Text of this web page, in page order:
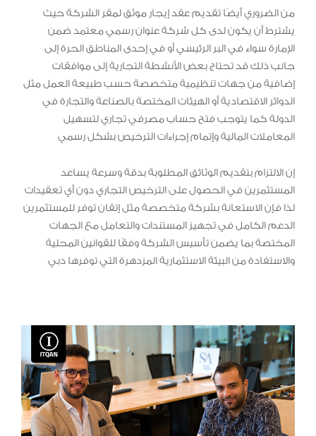
من الضروري أيضًا تقديم عقد إيجار موثق لمقر الشركة حيث
يشترط أن يكون لدى كل شركة عنوان رسمي معتمد ضمن
الإمارة سواء في البر الرئيسي أو في إحدى المناطق الحرة إلى
جانب ذلك قد تحتاج بعض الأنشطة التجارية إلى موافقات
إضافية من جهات تنظيمية متخصصة حسب طبيعة العمل مثل
الدوائر الاقتصادية أو الهيئات المختصة بالصناعة والتجارة في
الدولة كما يتوجب فتح حساب مصرفي تجاري لتسهيل
المعاملات المالية وإتمام إجراءات الترخيص بشكل رسمي
إن الالتزام بتقديم الوثائق المطلوبة بدقة وسرعة يساعد
المستثمرين في الحصول على الترخيص التجاري دون أي تعقيدات
لذا فإن الاستعانة بشركة متخصصة مثل إتقان توفر للمستثمرين
الدعم الكامل في تجهيز المستندات والتعامل مع الجهات
المختصة بما يضمن تأسيس الشركة وفقًا للقوانين المحلية
والاستفادة من البيئة الاستثمارية المزدهرة التي توفرها دبي